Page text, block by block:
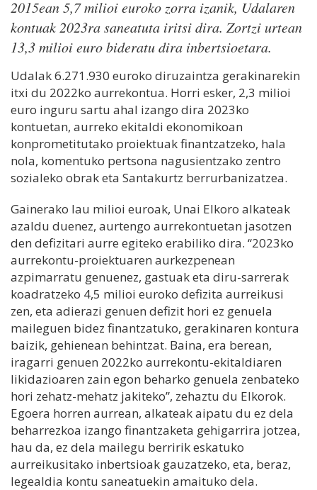
2015ean 5,7 milioi euroko zorra izanik, Udalaren
kontuak 2023ra saneatuta iritsi dira. Zortzi urtean
13,3 milioi euro bideratu dira inbertsioetara.
Udalak 6.271.930 euroko diruzaintza gerakinarekin
itxi du 2022ko aurrekontua. Horri esker, 2,3 milioi
euro inguru sartu ahal izango dira 2023ko
kontuetan, aurreko ekitaldi ekonomikoan
konprometitutako proiektuak finantzatzeko, hala
nola, komentuko pertsona nagusientzako zentro
sozialeko obrak eta Santakurtz berrurbanizatzea.
Gainerako lau milioi euroak, Unai Elkoro alkateak
azaldu duenez, aurtengo aurrekontuetan jasotzen
den defizitari aurre egiteko erabiliko dira. “2023ko
aurrekontu-proiektuaren aurkezpenean
azpimarratu genuenez, gastuak eta diru-sarrerak
koadratzeko 4,5 milioi euroko defizita aurreikusi
zen, eta adierazi genuen defizit hori ez genuela
maileguen bidez finantzatuko, gerakinaren kontura
baizik, gehienean behintzat. Baina, era berean,
iragarri genuen 2022ko aurrekontu-ekitaldiaren
likidazioaren zain egon beharko genuela zenbateko
hori zehatz-mehatz jakiteko”, zehaztu du Elkorok.
Egoera horren aurrean, alkateak aipatu du ez dela
beharrezkoa izango finantzaketa gehigarrira jotzea,
hau da, ez dela mailegu berririk eskatuko
aurreikusitako inbertsioak gauzatzeko, eta, beraz,
legealdia kontu saneatuekin amaituko dela.